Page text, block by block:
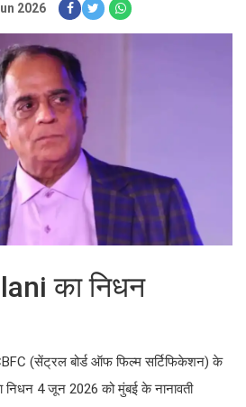
2026
का निधन
CBFC (सेंट्रल बोर्ड ऑफ फिल्म सर्टिफिकेशन) के
निधन 4 जून 2026 को मुंबई के नानावती